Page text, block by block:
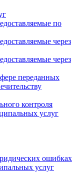
по
через
через
переданных
контроля
услуг
ошибках
услуг